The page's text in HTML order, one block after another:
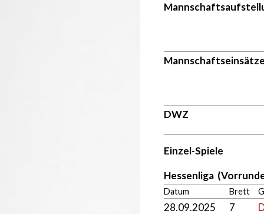
DWZ
Einzel-Spiele
Hessenliga
Datum Brett
28.09.2025 7